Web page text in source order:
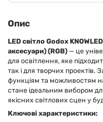
Опис
LED світло Godox
аксесуари) (RGB) — це
для освітлення, яке
так і для творчих проектів.
функціям та можливостям
стане ідеальним вибором
якісних світлових сцен у
Ключові характеристики: